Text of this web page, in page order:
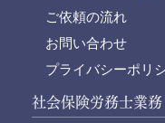
ご依頼の流れ
お問い合わせ
プライバシーポリ
社会保険労務士業務